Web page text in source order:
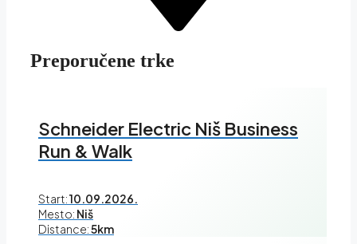
Preporučene trke
Schneider Electric Niš Business
Run & Walk
Start:10.09.2026.
Mesto: Niš
Distance:5km